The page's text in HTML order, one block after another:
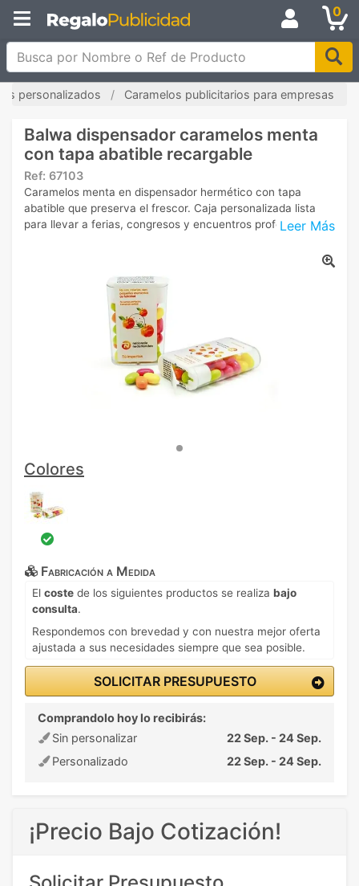
0
Busca por Nombre o Ref de Producto
personalizados Caramelos publicitarios para empresas
Balwa dispensador caramelos menta
con tapa abatible recargable
Ref: 67103
Leer Más
Caramelos menta en dispensador hermético con tapa
abatible que preserva el frescor. Caja personalizada lista
para llevar a ferias, congresos y encuentros profesionales.
Colores
Fabricación a Medida
El coste de los siguientes productos se realiza bajo
consulta.
Respondemos con brevedad y con nuestra mejor oferta
ajustada a sus necesidades siempre que sea posible.
SOLICITAR PRESUPUESTO
Comprandolo hoy lo recibirás:
Sin personalizar
22 Sep. - 24 Sep.
Personalizado
22 Sep. - 24 Sep.
¡Precio Bajo Cotización!